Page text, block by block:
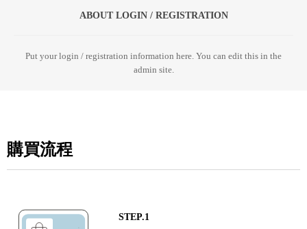
ABOUT LOGIN / REGISTRATION
Put your login / registration information here. You can edit this in the
admin site.
購買流程
STEP.1